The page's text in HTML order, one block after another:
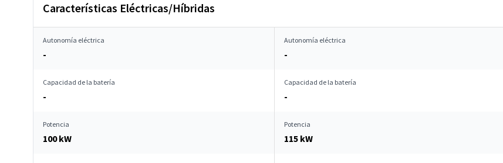
Características Eléctricas/Híbridas
Autonomía eléctrica
-
Autonomía eléctrica
-
Capacidad de la batería
-
Capacidad de la batería
-
Potencia
100 kW
Potencia
115 kW